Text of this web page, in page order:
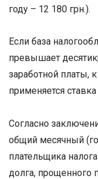
году – 12 180 грн.).
Если база
превышает
заработной платы,
применяется ставка
Согласно
общий месячный
плательщика
долга, прощенного